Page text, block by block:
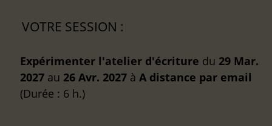
VOTRE SESSION :
Expérimenter l'atelier d'écriture du 29 Mar.
2027 au 26 Avr. 2027 à A distance par email
(Durée : 6 h.)